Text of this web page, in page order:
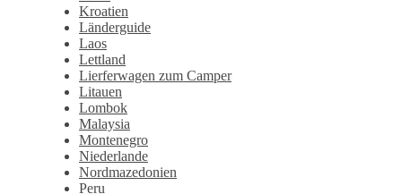
Kroatien
Länderguide
Laos
Lettland
Lierferwagen zum Camper
Litauen
Lombok
Malaysia
Montenegro
Niederlande
Nordmazedonien
Peru